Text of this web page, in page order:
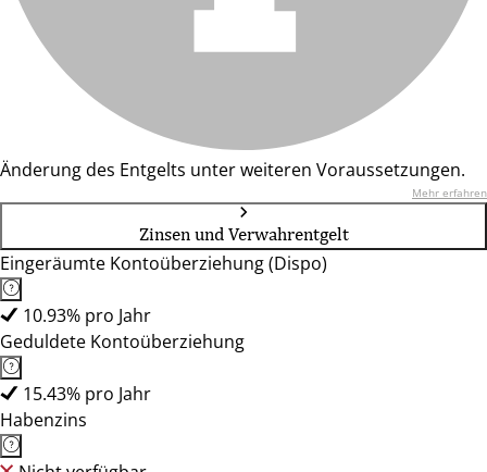
Änderung des Entgelts unter weiteren Voraussetzungen.
Mehr erfahren
Zinsen und Verwahrentgelt
Eingeräumte Kontoüberziehung (Dispo)
10.93% pro Jahr
Geduldete Kontoüberziehung
15.43% pro Jahr
Habenzins